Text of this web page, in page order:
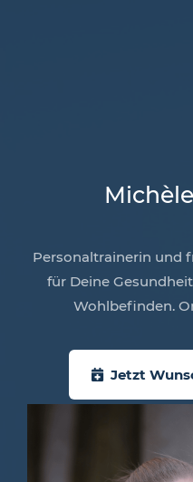
Personaltrainerin und
für Deine
Wohlbefinden.
Jetzt